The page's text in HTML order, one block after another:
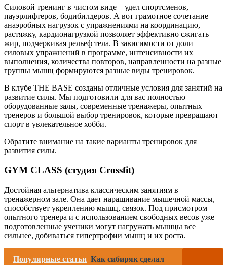
Силовой тренинг в чистом виде – удел спортсменов,
пауэрлифтеров, бодибилдеров. А вот грамотное сочетание
анаэробных нагрузок с упражнениями на координацию,
растяжку, кардионагрузкой позволяет эффективно сжигать
жир, подчеркивая рельеф тела. В зависимости от доли
силовых упражнений в программе, интенсивности их
выполнения, количества повторов, направленности на разные
группы мышц формируются разные виды тренировок.
В клубе THE BASE созданы отличные условия для занятий на
развитие силы. Мы подготовили для вас полностью
оборудованные залы, современные тренажеры, опытных
тренеров и большой выбор тренировок, которые превращают
спорт в увлекательное хобби.
Обратите внимание на такие варианты тренировок для
развития силы.
GYM CLASS (студия Crossfit)
Достойная альтернатива классическим занятиям в
тренажерном зале. Она дает наращивание мышечной массы,
способствует укреплению мышц, связок. Под присмотром
опытного тренера и с использованием свободных весов уже
подготовленные ученики могут нагружать мышцы все
сильнее, добиваться гипертрофии мышц и их роста.
Популярные статьи Как сибиряк сделал